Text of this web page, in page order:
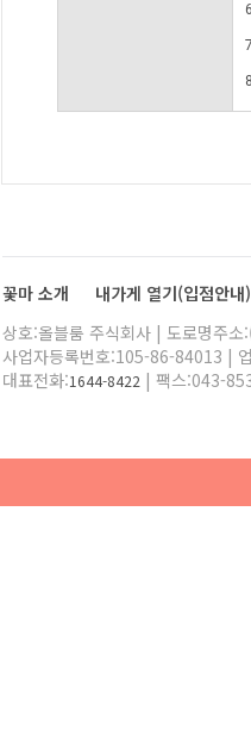
꽃마 소개 내가게 열기(입점안내)
상호:올블룸 주식회사 | 도로명주
사업자등록번호:105-86-84013 |
대표전화:1644-8422 | 팩스:043-